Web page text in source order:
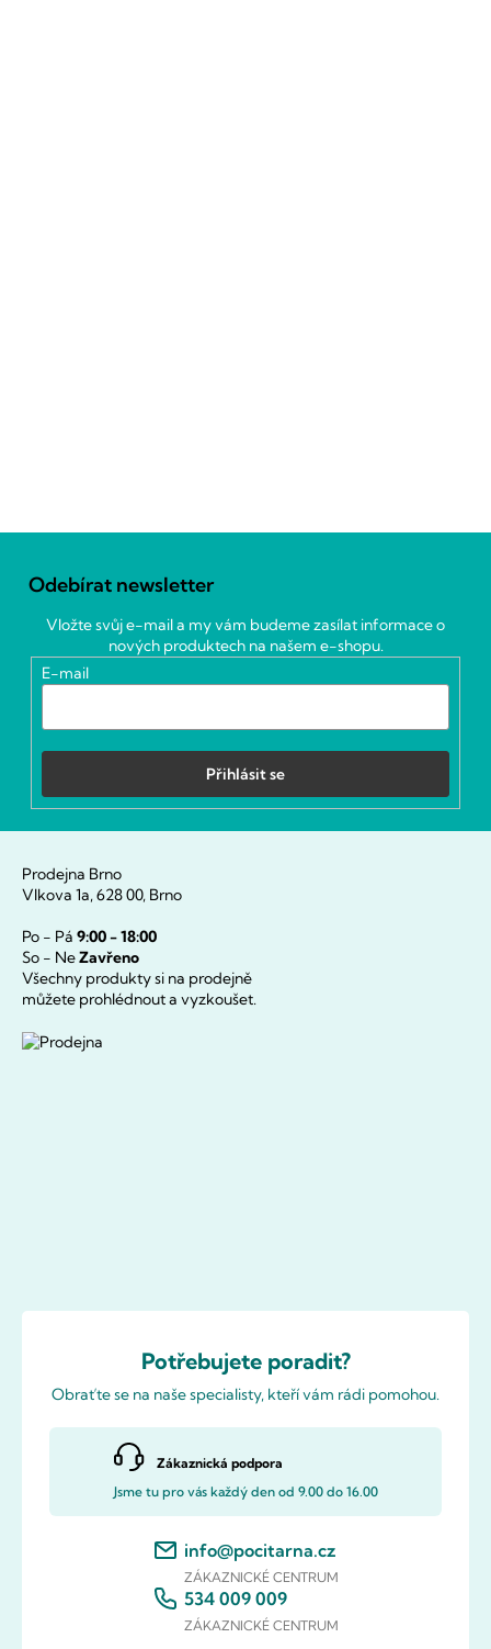
Odebírat newsletter
Vložte svůj e-mail a my vám budeme zasílat informace o
nových produktech na našem e-shopu.
E-mail
Přihlásit se
Prodejna Brno
Vlkova 1a, 628 00, Brno
Po - Pá 9:00 - 18:00
So - NeZavřeno
Všechny produkty si na prodejně
můžete prohlédnout a vyzkoušet.
Potřebujete poradit?
Obraťte se na naše specialisty, kteří vám rádi pomohou.
Zákaznická podpora
Jsme tu pro vás každý den od 9.00 do 16.00
info@pocitarna.cz
ZÁKAZNICKÉ CENTRUM
534 009 009
ZÁKAZNICKÉ CENTRUM